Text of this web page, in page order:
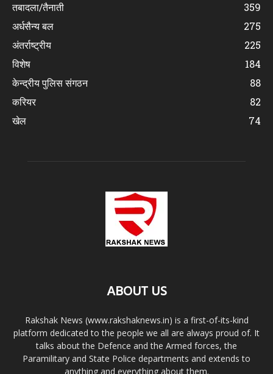
तबादला/तैनाती
359
अर्धसैन्य बल
275
अंतर्राष्ट्रीय
225
विशेष
184
केन्द्रीय पुलिस संगठन
88
करियर
82
खेल
74
ABOUT US
Rakshak News (www.rakshaknews.in) is a first-of-its-kind
platform dedicated to the people we all are always proud of. It
talks about the Defence and the Armed forces, the
Paramilitary and State Police departments and extends to
anything and everything about them.